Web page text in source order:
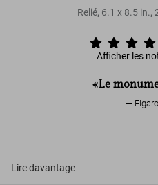
Relié, 6.1 x 8.5 in.,
Afficher les
«Le
Lire davantage